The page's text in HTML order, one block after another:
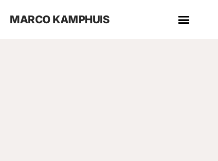
MARCO KAMPHUIS